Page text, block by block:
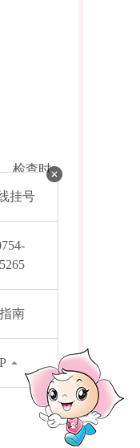
检查时
体器
挂号
南